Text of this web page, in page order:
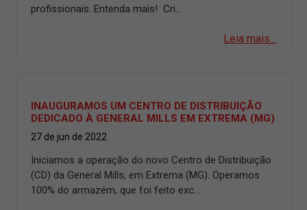
profissionais. Entenda mais! Cri...
Leia mais...
INAUGURAMOS UM CENTRO DE DISTRIBUIÇÃO
DEDICADO À GENERAL MILLS EM EXTREMA (MG)
27 de jun de 2022
Iniciamos a operação do novo Centro de Distribuição
(CD) da General Mills, em Extrema (MG). Operamos
100% do armazém, que foi feito exc...